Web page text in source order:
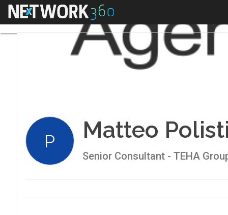
Menu
P Matteo
Senior Consultant - TEHA